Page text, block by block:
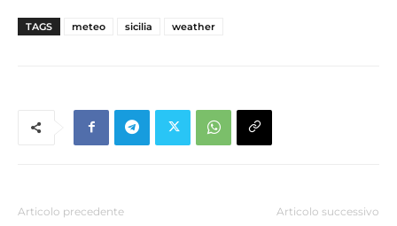
TAGS meteo sicilia weather
Articolo precedente Articolo successivo